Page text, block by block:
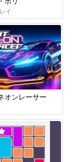
イ
オンレーサー